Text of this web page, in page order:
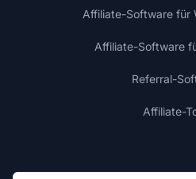
Affiliate-Software für
Affiliate-Software
Referral-
Affiliate-